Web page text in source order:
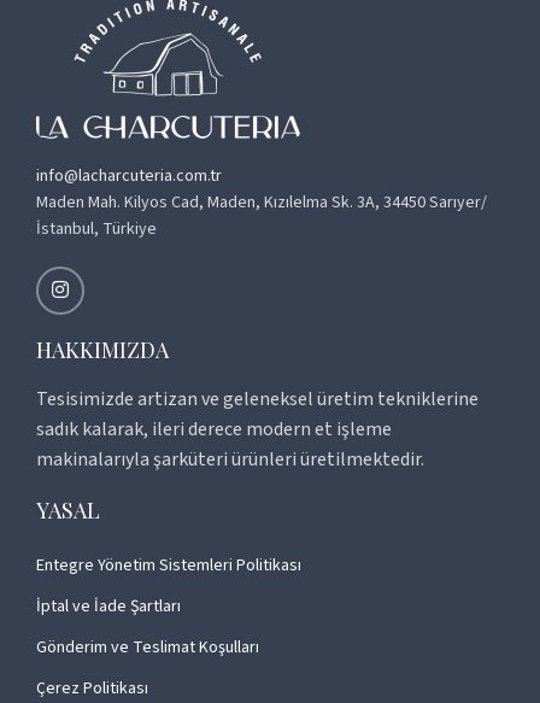
info@lacharcuteria.com.tr
Maden Mah. Kilyos Cad, Maden, Kızılelma Sk. 3A, 34450 Sarıyer/
İstanbul, Türkiye
HAKKIMIZDA
Tesisimizde artizan ve geleneksel üretim tekniklerine
sadık kalarak, ileri derece modern et işleme
makinalarıyla şarküteri ürünleri üretilmektedir.
YASAL
Entegre Yönetim Sistemleri Politikası
İptal ve İade Şartları
Gönderim ve Teslimat Koşulları
Çerez Politikası